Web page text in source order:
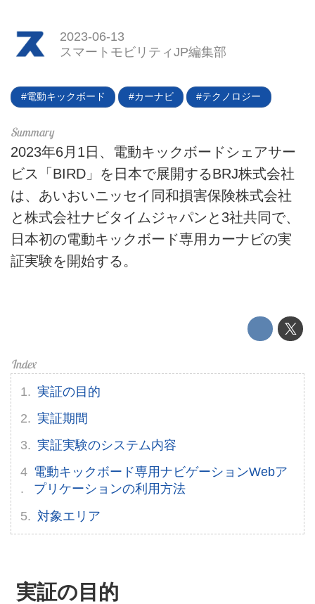
EV
ライフスタイル
テクノロジー
このメディアについて
運営会社
お問い合せ
広告掲載について
2023-06-13
スマートモビリティJP編集部
電動キックボード カーナビ テクノロジー
2023年6月1日、電動キックボードシェアサー
ビス「BIRD」を日本で展開するBRJ株式会社
は、あいおいニッセイ同和損害保険株式会社
と株式会社ナビタイムジャパンと3社共同で、
日本初の電動キックボード専用カーナビの実
証実験を開始する。
実証の目的
実証期間
実証実験のシステム内容
電動キックボード専用ナビゲーションWebア
プリケーションの利用方法
対象エリア
実証の目的